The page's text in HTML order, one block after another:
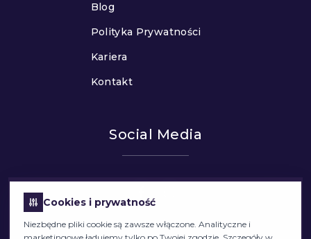
Blog
Polityka Prywatności
Kariera
Kontakt
Social Media
Cookies i prywatność
Niezbędne pliki cookie są zawsze włączone. Analityczne i